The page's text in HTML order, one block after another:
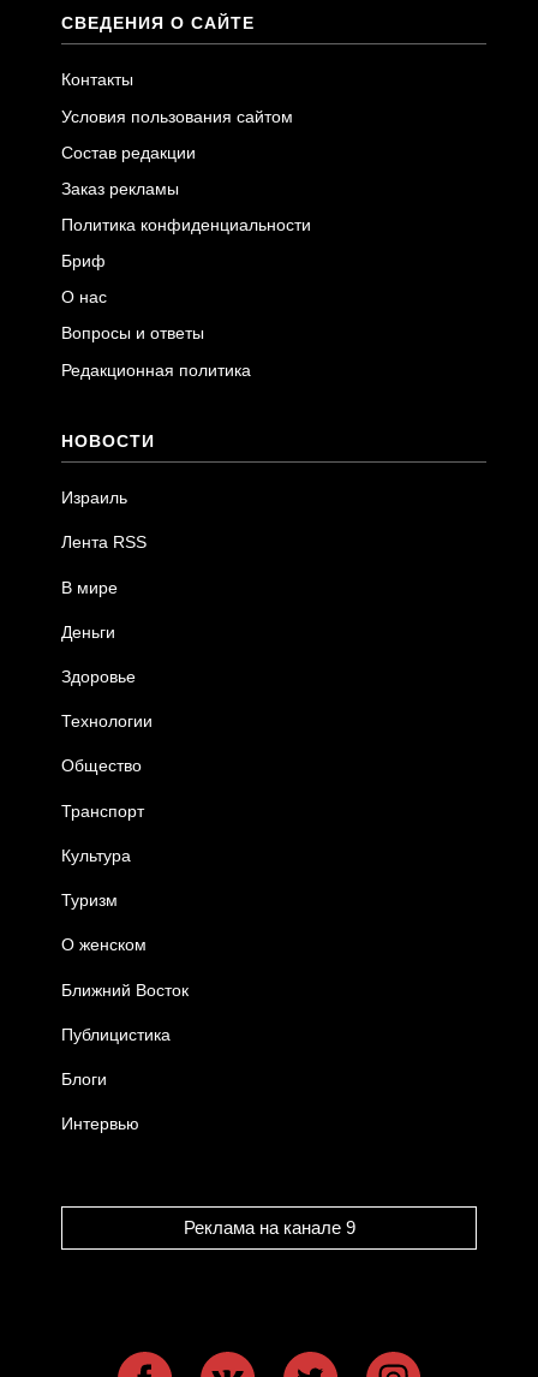
СВЕДЕНИЯ О САЙТЕ
Контакты
Условия пользования сайтом
Состав редакции
Заказ рекламы
Политика конфиденциальности
Бриф
О нас
Вопросы и ответы
Редакционная политика
НОВОСТИ
Израиль
Лента RSS
В мире
Деньги
Здоровье
Технологии
Общество
Транспорт
Культура
Туризм
О женском
Ближний Восток
Публицистика
Блоги
Интервью
Реклама на канале 9